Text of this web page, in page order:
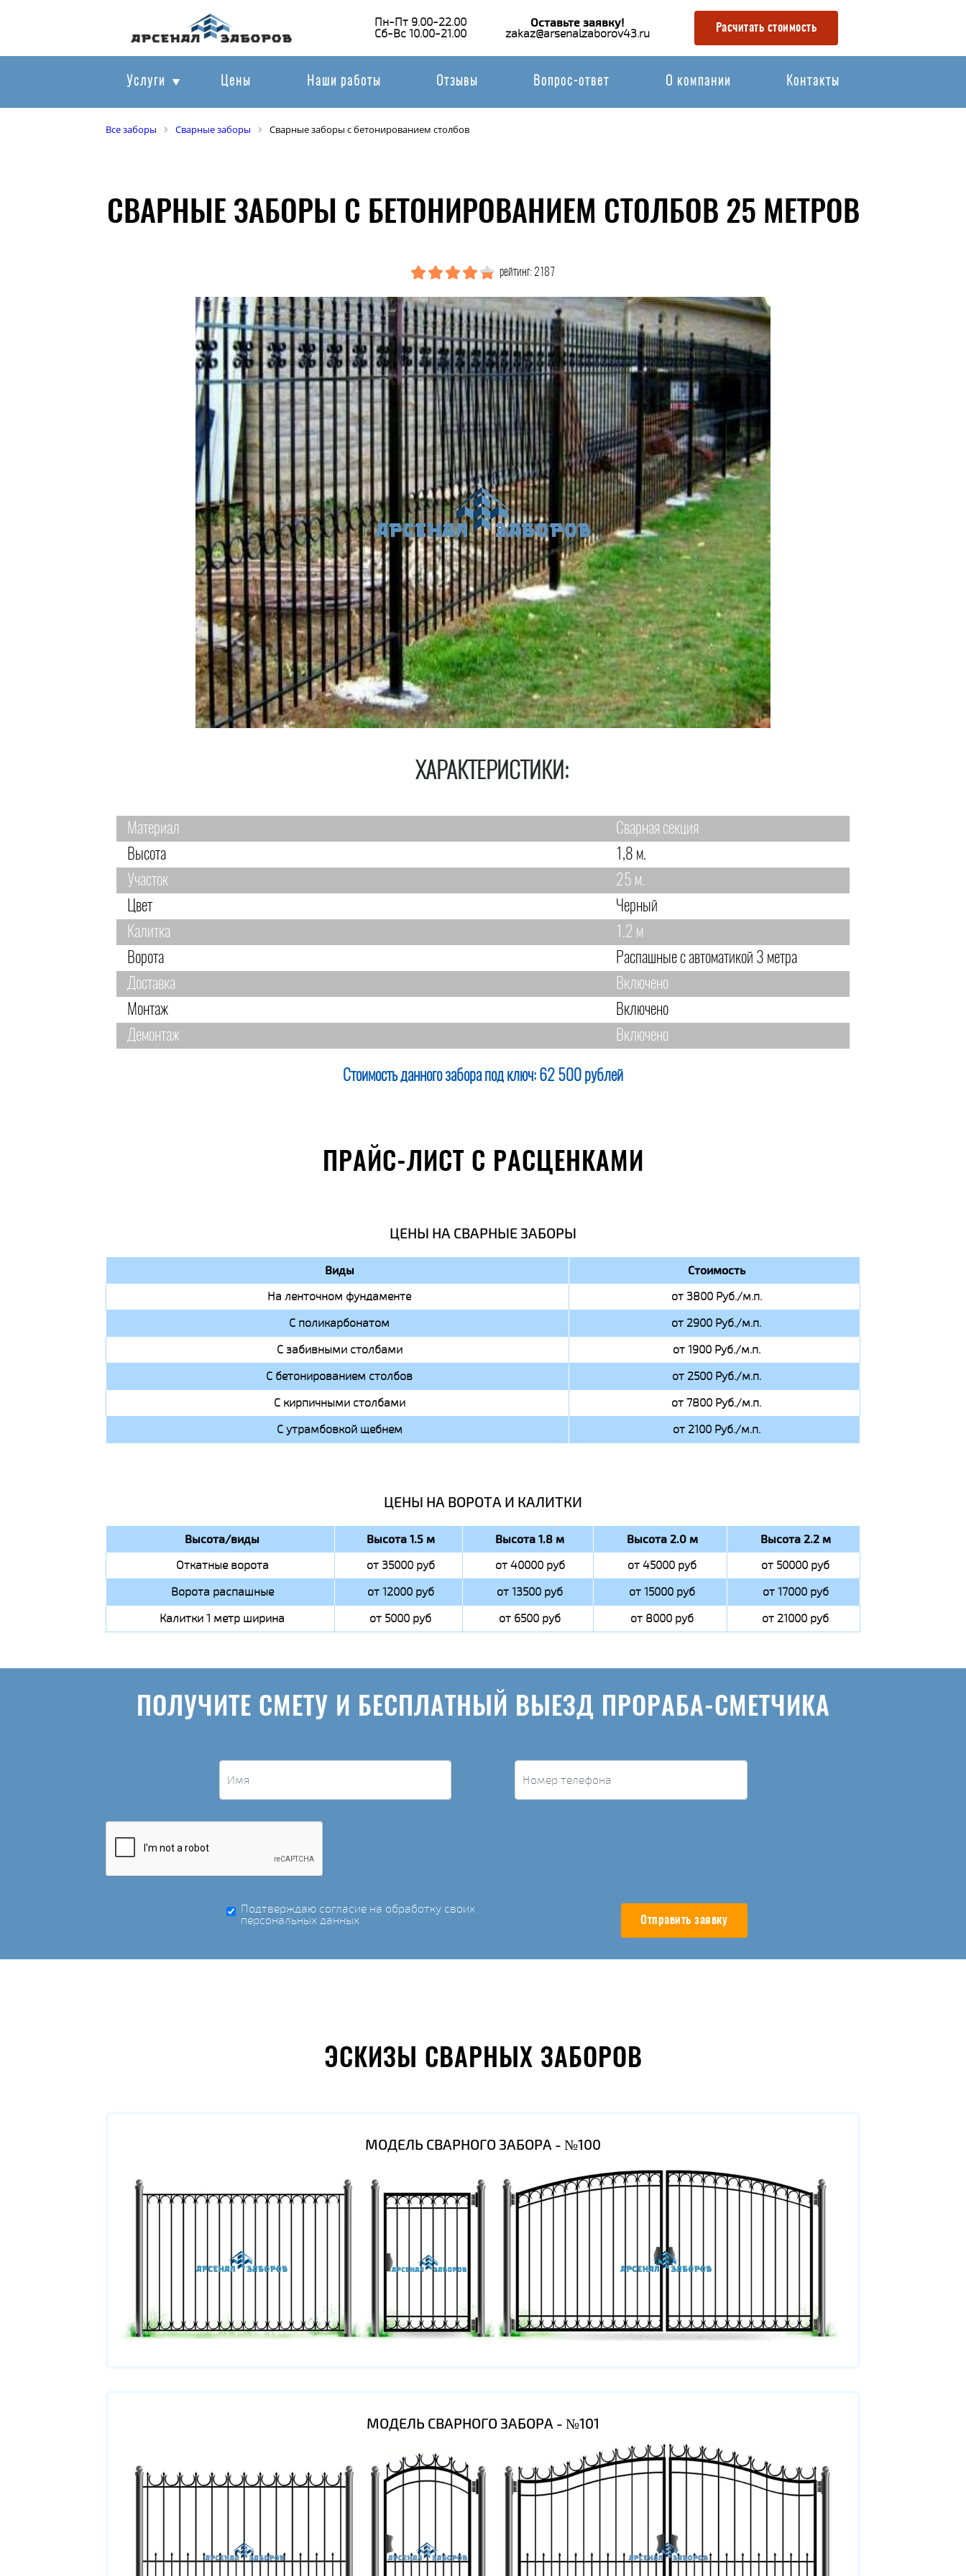
Пн-Пт 9.00-22.00
Сб-Вс 10.00-21.00
Оставьте заявку!
zakaz@arsenalzaborov43.ru Расчитать стоимость
Услуги Цены Наши работы Отзывы Вопрос-ответ О компании Контакты
Все заборы Сварные заборы Сварные заборы с бетонированием столбов
СВАРНЫЕ ЗАБОРЫ С БЕТОНИРОВАНИЕМ СТОЛБОВ 25 МЕТРОВ
рейтинг: 2187
ХАРАКТЕРИСТИКИ:
Материал
Сварная секция
Высота
1,8 м.
Участок
25 м.
Цвет
Черный
Калитка
1.2 м
Ворота
Распашные с автоматикой 3 метра
Доставка
Включено
Монтаж
Включено
Демонтаж
Включено
Стоимость данного забора под ключ: 62 500 рублей
ПРАЙС-ЛИСТ С РАСЦЕНКАМИ
ЦЕНЫ НА СВАРНЫЕ ЗАБОРЫ
Виды Стоимость
На ленточном фундаменте
от 3800 Руб./м.п.
С поликарбонатом
от 2900 Руб./м.п.
С забивными столбами
от 1900 Руб./м.п.
С бетонированием столбов
от 2500 Руб./м.п.
С кирпичными столбами
от 7800 Руб./м.п.
С утрамбовкой щебнем
от 2100 Руб./м.п.
ЦЕНЫ НА ВОРОТА И КАЛИТКИ
Высота/виды Высота 1.5 м Высота 1.8 м Высота 2.0 м Высота 2.2 м
Откатные ворота от 35000 руб от 40000 руб от 45000 руб
от 50000 руб
Ворота распашные
от 12000 руб от 13500 руб от 15000 руб
от 17000 руб
Калитки 1 метр ширина
от 5000 руб от 6500 руб от 8000 руб от 21000 руб
ПОЛУЧИТЕ СМЕТУ И БЕСПЛАТНЫЙ ВЫЕЗД ПРОРАБА-СМЕТЧИКА
Подтверждаю согласие на обработку своих
персональных данных Отправить заявку
ЭСКИЗЫ СВАРНЫХ ЗАБОРОВ
МОДЕЛЬ СВАРНОГО ЗАБОРА - №100
МОДЕЛЬ СВАРНОГО ЗАБОРА - №101